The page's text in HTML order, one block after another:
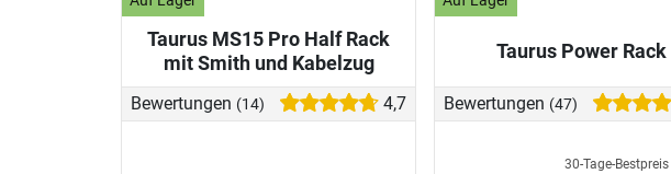
Taurus MS15 Pro Half Rack
mit Smith und Kabelzug
Bewertungen (14) 4,7
Taurus Power Rack
Bewertungen (47)
30-Tage-Bestpreis